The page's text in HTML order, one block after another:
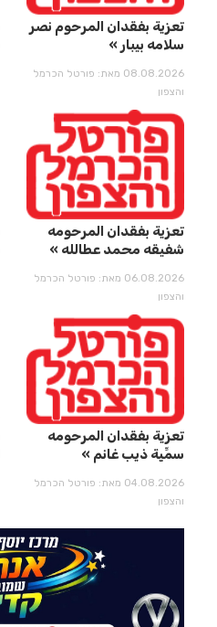
تعزية بفقدان المرحوم نصر
سلامه بيبار
08.08.2026 מאת: פורטל הכרמל
והצפון
تعزية بفقدان المرحومه
شفيقه محمد عطالله
06.08.2026 מאת: פורטל הכרמל
והצפון
تعزية بفقدان المرحومه
سمِّيِة ذيب غانم
04.08.2026 מאת: פורטל הכרמל
והצפון